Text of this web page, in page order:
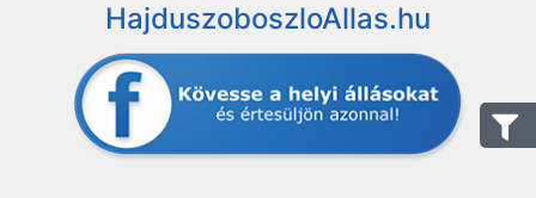
HajduszoboszloAllas.hu